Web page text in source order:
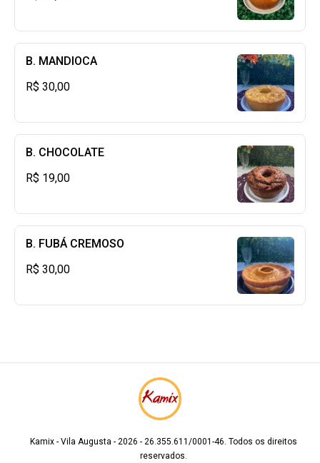
B. MANDIOCA
R$ 30,00
B. CHOCOLATE
R$ 19,00
B. FUBÁ CREMOSO
R$ 30,00
Kamix - Vila Augusta - 2026 - 26.355.611/0001-46. Todos os direitos
reservados.